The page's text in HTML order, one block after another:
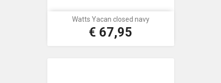
Watts Yacan closed navy
Prijs
€ 67,95